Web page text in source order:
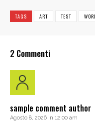
TAGS ART TEST
2 Commenti
sample comment author
Agosto 8, 2026 In 12:00 am